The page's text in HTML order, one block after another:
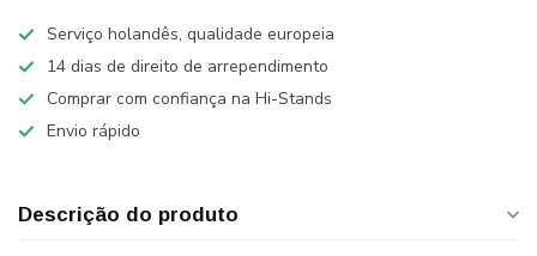
Serviço holandês, qualidade europeia
14 dias de direito de arrependimento
Comprar com confiança na Hi-Stands
Envio rápido
Descrição do produto